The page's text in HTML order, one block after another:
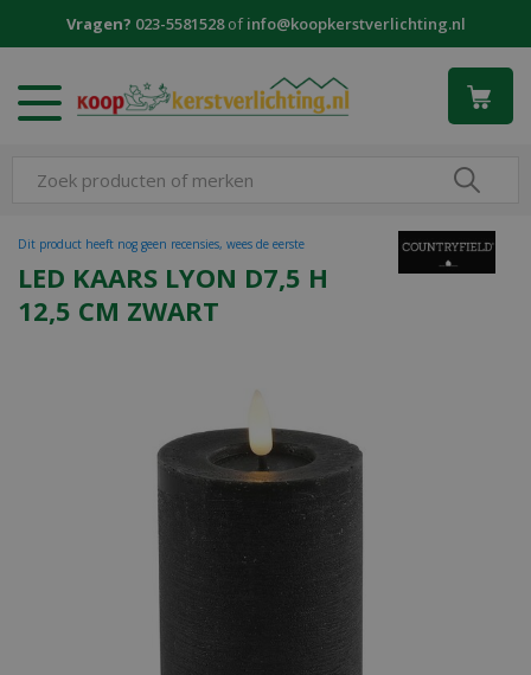
Vragen? 023-5581528ofinfo@koopkerstverlichting.nl
LED KAARS LYON D7,5 H
12,5 CM ZWART
Dit product heeft nog geen recensies, wees de eerste